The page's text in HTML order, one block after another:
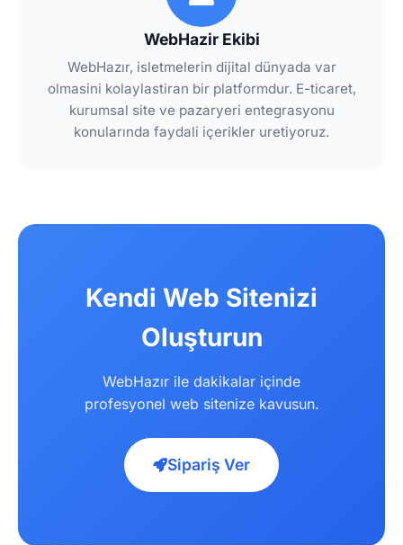
WebHazir Ekibi
WebHazır, isletmelerin dijital dünyada var
olmasini kolaylastiran bir platformdur. E-ticaret,
kurumsal site ve pazaryeri entegrasyonu
konularında faydali içerikler uretiyoruz.
Kendi Web Sitenizi
Oluşturun
WebHazır ile dakikalar içinde
profesyonel web sitenize kavusun.
Sipariş Ver